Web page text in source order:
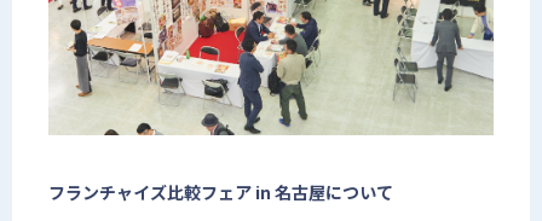
フランチャイズ比較フェア in 名古屋について